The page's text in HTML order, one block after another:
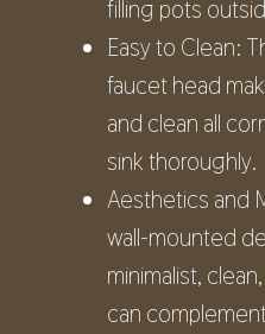
filling pots
Easy to Clean:
faucet head
and clean all
sink thoroughly.
Aesthetics and
wall-mounted
minimalist,
can